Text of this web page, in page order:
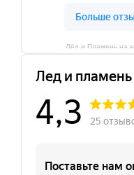
Лёд и Пламень на